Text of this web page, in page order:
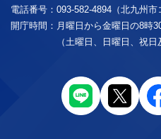
電話番号： 093-582-4894（北九州市
開庁時間： 月曜日から金曜日の8時
（土曜日、日曜日、祝日